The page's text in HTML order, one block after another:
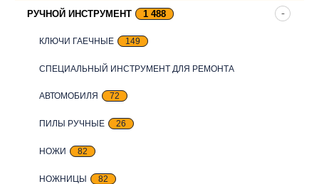
РУЧНОЙ ИНСТРУМЕНТ 1 488
КЛЮЧИ ГАЕЧНЫЕ 149
СПЕЦИАЛЬНЫЙ ИНСТРУМЕНТ ДЛЯ РЕМОНТА
АВТОМОБИЛЯ 72
ПИЛЫ РУЧНЫЕ 26
НОЖИ 82
НОЖНИЦЫ 82